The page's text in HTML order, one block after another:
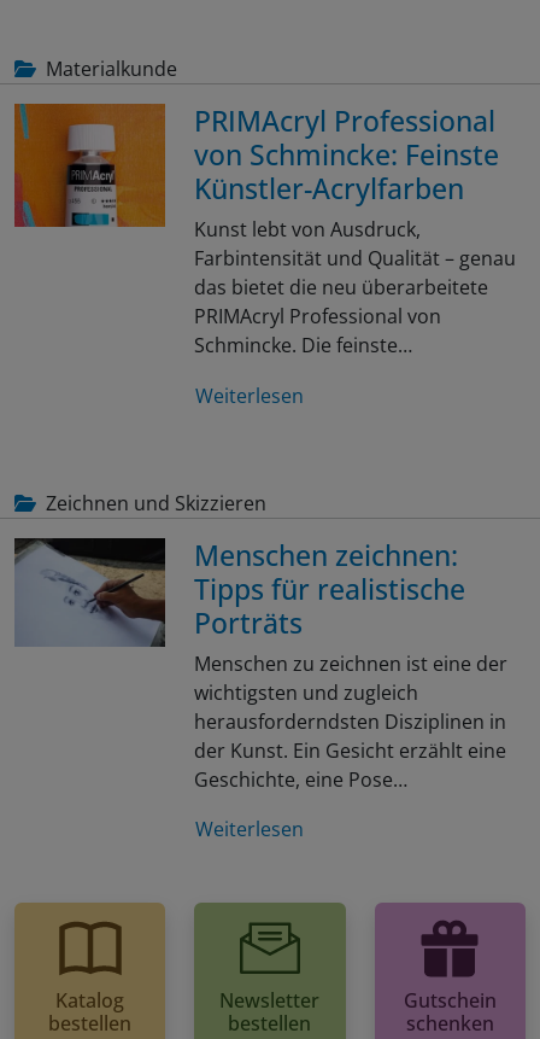
Materialkunde
PRIMAcryl Professional
von Schmincke: Feinste
Künstler-Acrylfarben
Kunst lebt von Ausdruck,
Farbintensität und Qualität – genau
das bietet die neu überarbeitete
PRIMAcryl Professional von
Schmincke. Die feinste…
Weiterlesen
Zeichnen und Skizzieren
Menschen zeichnen:
Tipps für realistische
Porträts
Menschen zu zeichnen ist eine der
wichtigsten und zugleich
herausforderndsten Disziplinen in
der Kunst. Ein Gesicht erzählt eine
Geschichte, eine Pose…
Weiterlesen
Katalog
bestellen
Newsletter
bestellen
Gutschein
schenken